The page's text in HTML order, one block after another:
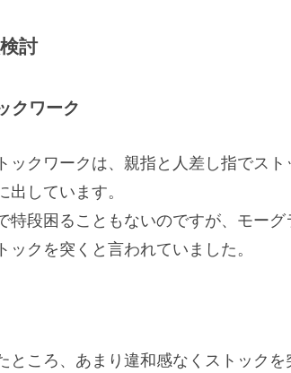
討
クワーク
ックワークは、親指と人差し指でス
出しています。
特段困ることもないのですが、モー
ックを突くと言われていました。
ところ、あまり違和感なくストックを